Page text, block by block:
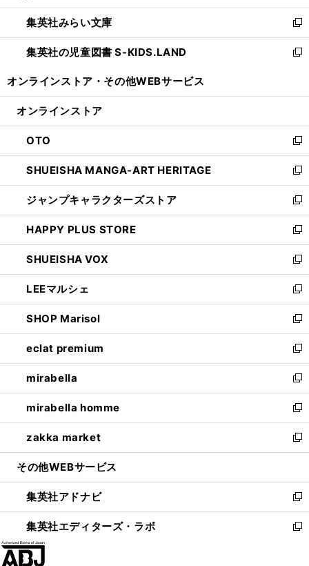
開
く
ウ
で
開
く
ン
ド
ウ
で
ウ
ィ
ン
ド
開
集英社みらい文庫
新
し
い
ン
ウ
で
開
く
集英社の児童図書 S-KIDS.LAND
新
ウ
ン
ド
ウ
で
開
く
オンラインストア・ その他WEBサービス
オンラインストア
OTO
新
し
い
ウ
ィ
ン
ド
ウ
で
開
く
SHUEISHA MANGA-ART HERITAGE
新
し
い
ウ
ィ
ン
ド
ウ
で
開
く
ジャンプキャラクターズストア
新
し
い
ウ
ィ
ン
ド
ウ
で
開
く
HAPPY PLUS STORE
新
し
い
ウ
ィ
ン
ド
ウ
で
開
く
SHUEISHA VOX
新
し
い
ウ
ィ
ン
ド
ウ
で
開
く
LEEマルシェ
新
し
い
ウ
ィ
ン
ド
ウ
で
開
く
SHOP Marisol
新
し
い
ウ
ィ
ン
ド
ウ
で
開
eclat premium
新
し
い
ウ
ィ
ン
ド
ウ
開
く
mirabella
新
し
い
ウ
ィ
ン
ウ
で
開
く
mirabella homme
新
し
い
ウ
ン
ド
ウ
で
zakka market
新
し
ウ
ィ
ン
ド
その他WEBサービス
集英社アドナビ
新
し
い
集英社エディターズ・ラボ
新